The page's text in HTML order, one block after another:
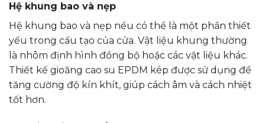
Hệ khung bao và nẹp
Hệ khung bao và nẹp nếu có thể là một phần thiết
yếu trong cấu tạo của cửa. Vật liệu khung thường
là nhôm định hình đồng bộ hoặc các vật liệu khác.
Thiết kế gioăng cao su EPDM kép được sử dụng để
tăng cường độ kín khít, giúp cách âm và cách nhiệt
tốt hơn.